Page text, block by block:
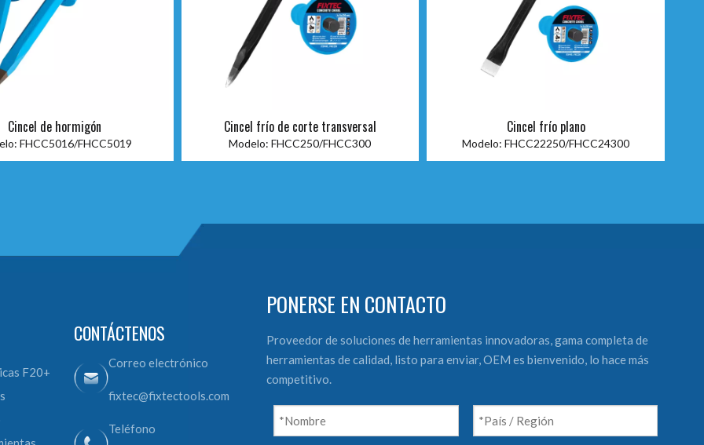
Cincel de hormigón
FHCC5016/FHCC5019
Cincel frío de corte transversal
Modelo: FHCC250/FHCC300
Cincel frío plano
Modelo: FHCC22250/FHCC24300
F20+
CONTÁCTENOS
Correo electrónico
fixtec@fixtectools.com
Teléfono
PONERSE EN CONTACTO
Proveedor de soluciones de herramientas innovadoras, gama completa de
herramientas de calidad, listo para enviar, OEM es bienvenido, lo hace más
competitivo.